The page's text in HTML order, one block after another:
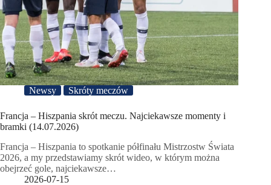
Newsy Skróty meczów
Francja – Hiszpania skrót meczu. Najciekawsze momenty i
bramki (14.07.2026)
Francja – Hiszpania to spotkanie półfinału Mistrzostw Świata
2026, a my przedstawiamy skrót wideo, w którym można
obejrzeć gole, najciekawsze…
2026-07-15